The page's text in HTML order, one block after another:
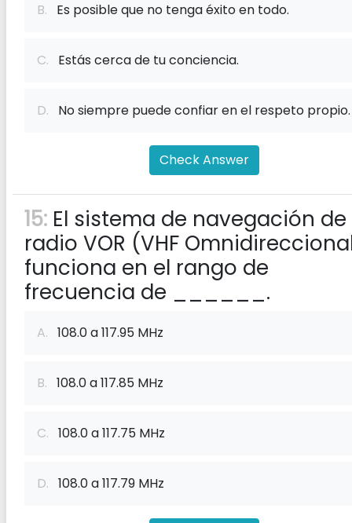
B. Es posible que no tenga éxito en todo.
C. Estás cerca de tu conciencia.
D. No siempre puede confiar en el respeto propio.
Check Answer
15: El sistema de navegación de
radio VOR (VHF
funciona en el rango de
frecuencia de ______.
A. 108.0 a 117.95 MHz
B. 108.0 a 117.85 MHz
C. 108.0 a 117.75 MHz
D. 108.0 a 117.79 MHz